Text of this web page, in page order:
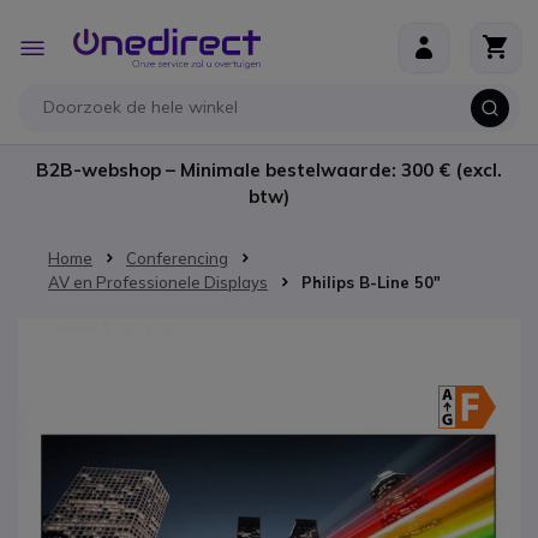
Toggle
Nav
B2B-webshop – Minimale bestelwaarde: 300 € (excl.
btw)
Home
Conferencing
AV en Professionele Displays
Philips B-Line 50"